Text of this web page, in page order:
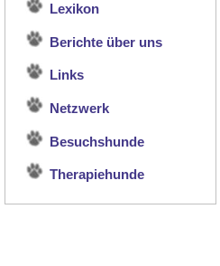
Lexikon
Berichte über uns
Links
Netzwerk
Besuchshunde
Therapiehunde